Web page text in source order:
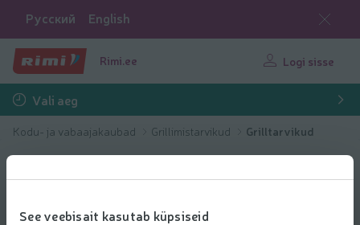
See veebisait kasutab küpsiseid
Русский English
Rimi.ee Logi sisse
Vali aeg
Kodu- ja vabaajakaubad Grillimistarvikud Grilltarvikud